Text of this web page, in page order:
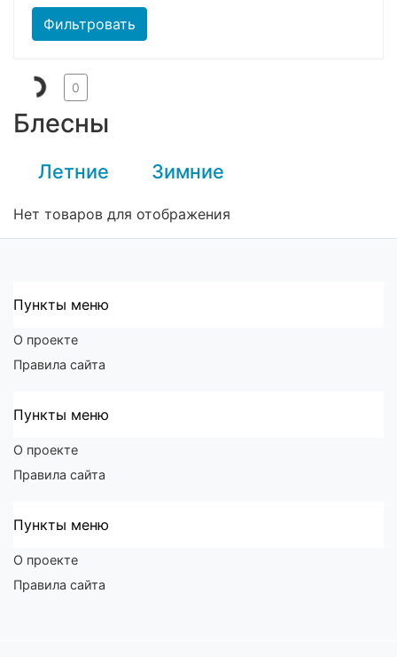
Фильтровать
Блесны
0
Летние Зимние
Нет товаров для отображения
Пункты меню
О проекте
Правила сайта
Пункты меню
О проекте
Правила сайта
Пункты меню
О проекте
Правила сайта